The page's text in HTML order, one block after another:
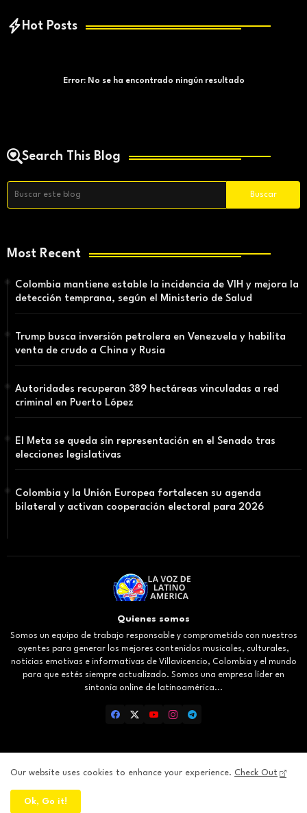
Hot Posts
Error:No se ha encontrado ningún resultado
Search This Blog
Most Recent
Colombia mantiene estable la incidencia de VIH y mejora la
detección temprana, según el Ministerio de Salud
Trump busca inversión petrolera en Venezuela y habilita
venta de crudo a China y Rusia
Autoridades recuperan 389 hectáreas vinculadas a red
criminal en Puerto López
El Meta se queda sin representación en el Senado tras
elecciones legislativas
Colombia y la Unión Europea fortalecen su agenda
bilateral y activan cooperación electoral para 2026
Quienes somos
Somos un equipo de trabajo responsable y comprometido con nuestros
oyentes para generar los mejores contenidos musicales, culturales,
noticias emotivas e informativas de Villavicencio, Colombia y el mundo
para que estés siempre actualizado. Somos una empresa líder en
sintonía online de latinoamérica...
Inicio About Contact us Privacy Policy
Our website uses cookies to enhance your experience. Check Out
Ok, Go it!